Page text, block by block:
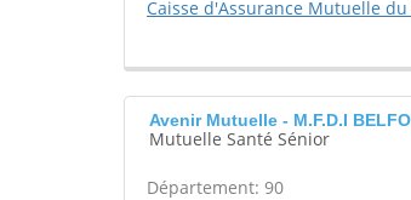
Caisse d'Assurance Mutuelle
Avenir Mutuelle - M.F.D.I
Mutuelle Santé Sénior
Département: 90